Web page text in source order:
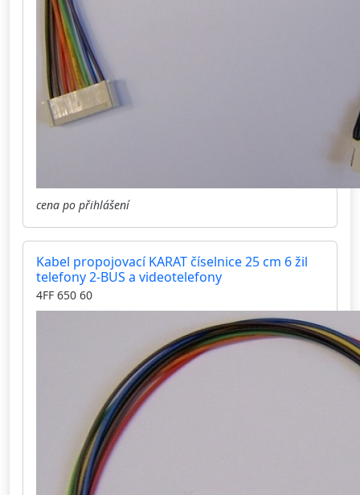
cena po přihlášení
Kabel propojovací KARAT číselnice 25 cm 6 žil
telefony 2-BUS a videotelefony
4FF 650 60